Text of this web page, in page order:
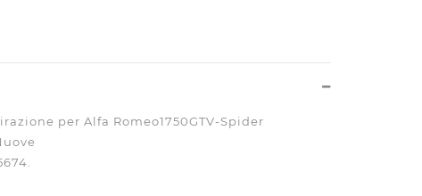
per Alfa Romeo1750GTV-Spider